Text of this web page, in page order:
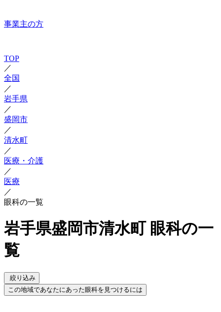
事業主の方
TOP
／
全国
／
岩手県
／
盛岡市
／
清水町
／
医療・介護
／
医療
／
眼科の一覧
岩手県盛岡市清水町 眼科の一
覧
絞り込み
この地域であなたにあった眼科を見つけるには